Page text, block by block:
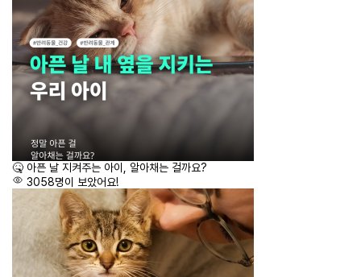
🤒 아픈 날 지켜주는 아이, 알아채는 걸까요?
3058명이 보았어요!